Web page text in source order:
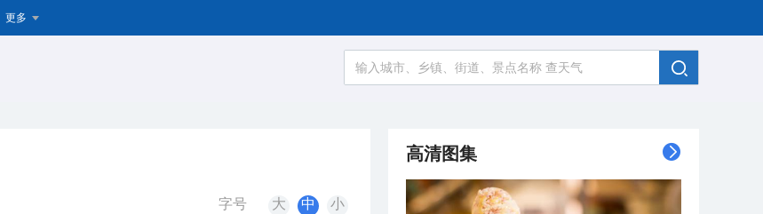
更多
字号 大 中 小
高清图集